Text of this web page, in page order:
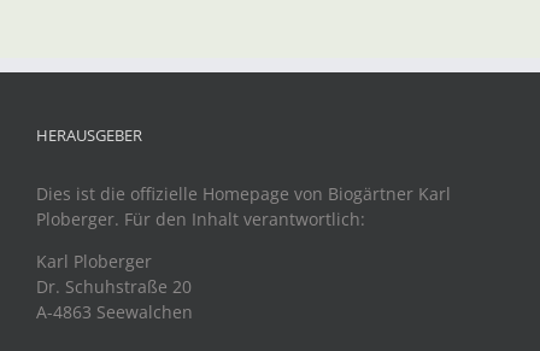
HERAUSGEBER
Dies ist die offizielle Homepage von Biogärtner Karl
Ploberger. Für den Inhalt verantwortlich:
Karl Ploberger
Dr. Schuhstraße 20
A-4863 Seewalchen